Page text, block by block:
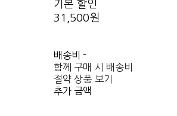
기본 할인
31,500원
배송비-
함께 구매 시 배송비
절약 상품 보기
추가 금액